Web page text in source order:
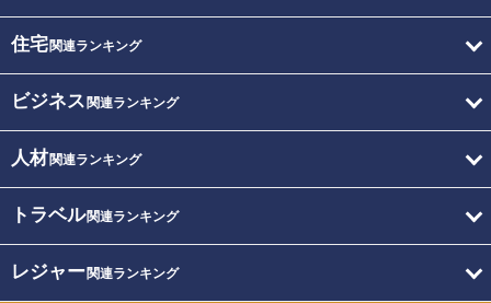
住宅関連ランキング
ビジネス 関連ランキング
人材関連ランキング
トラベル関連ランキング
レジャー関連ランキング